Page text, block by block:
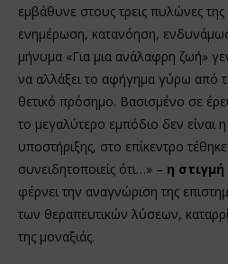
εμβάθυνε στους τρεις πυλώνες της
ενημέρωση, κατανόηση,
μήνυμα «Για μια ανάλαφρη ζωή»
να αλλάξει το αφήγημα γύρω από
θετικό πρόσημο. Βασισμένο σε
το μεγαλύτερο εμπόδιο δεν είναι
υποστήριξης, στο επίκεντρο
συνειδητοποιείς ότι…» – η
φέρνει την αναγνώριση της
των θεραπευτικών λύσεων,
της μοναξιάς.